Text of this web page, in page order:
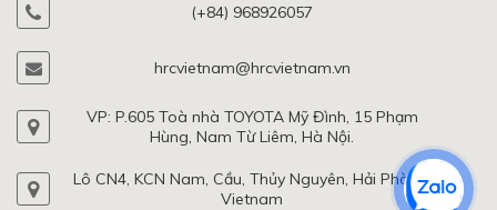
(+84) 968926057
hrcvietnam@hrcvietnam.vn
VP: P.605 Toà nhà TOYOTA Mỹ Đình, 15 Phạm
Hùng, Nam Từ Liêm, Hà Nội.
Lô CN4, KCN Nam, Cầu, Thủy Nguyên, Hải Phòng,
Vietnam